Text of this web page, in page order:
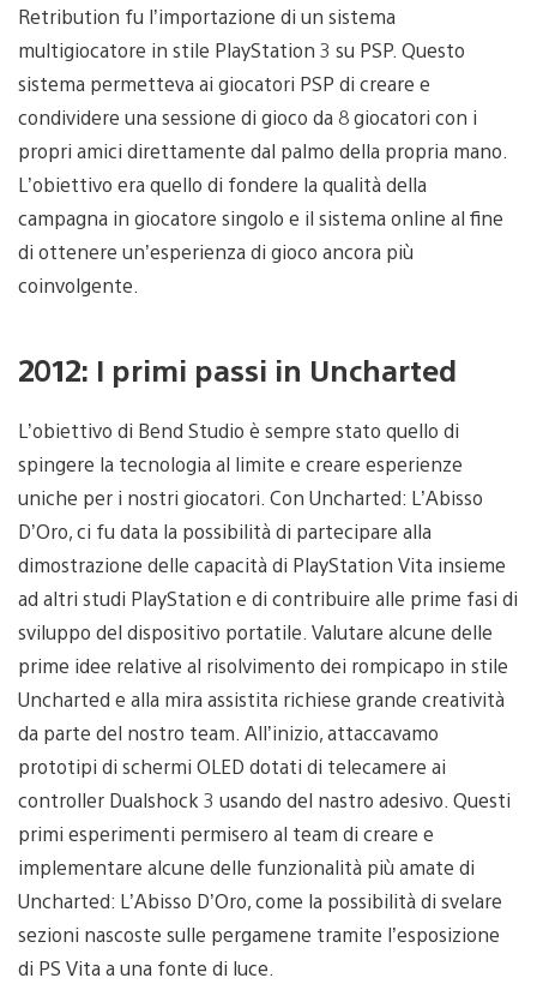
Retribution fu l’importazione di un sistema
multigiocatore in stile PlayStation 3 su PSP. Questo
sistema permetteva ai giocatori PSP di creare e
condividere una sessione di gioco da 8 giocatori con i
propri amici direttamente dal palmo della propria mano.
L’obiettivo era quello di fondere la qualità della
campagna in giocatore singolo e il sistema online al fine
di ottenere un’esperienza di gioco ancora più
coinvolgente.
2012: I primi passi in Uncharted
L’obiettivo di Bend Studio è sempre stato quello di
spingere la tecnologia al limite e creare esperienze
uniche per i nostri giocatori. Con Uncharted: L’Abisso
D’Oro, ci fu data la possibilità di partecipare alla
dimostrazione delle capacità di PlayStation Vita insieme
ad altri studi PlayStation e di contribuire alle prime fasi di
sviluppo del dispositivo portatile. Valutare alcune delle
prime idee relative al risolvimento dei rompicapo in stile
Uncharted e alla mira assistita richiese grande creatività
da parte del nostro team. All’inizio, attaccavamo
prototipi di schermi OLED dotati di telecamere ai
controller Dualshock 3 usando del nastro adesivo. Questi
primi esperimenti permisero al team di creare e
implementare alcune delle funzionalità più amate di
Uncharted: L’Abisso D’Oro, come la possibilità di svelare
sezioni nascoste sulle pergamene tramite l’esposizione
di PS Vita a una fonte di luce.